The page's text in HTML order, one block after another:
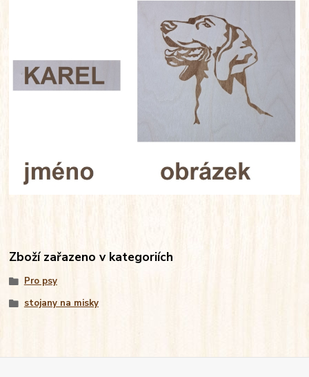
Zboží zařazeno v kategoriích
Pro psy
stojany na misky